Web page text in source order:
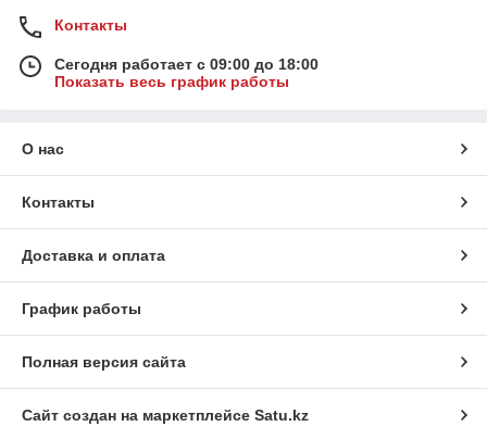
Контакты
Сегодня работает с 09:00 до 18:00
Показать весь график работы
О нас
Контакты
Доставка и оплата
График работы
Полная версия сайта
Сайт создан на маркетплейсе Satu.kz